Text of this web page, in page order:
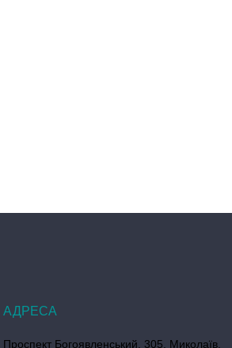
Проспект Богоявленський, 305, Миколаїв,